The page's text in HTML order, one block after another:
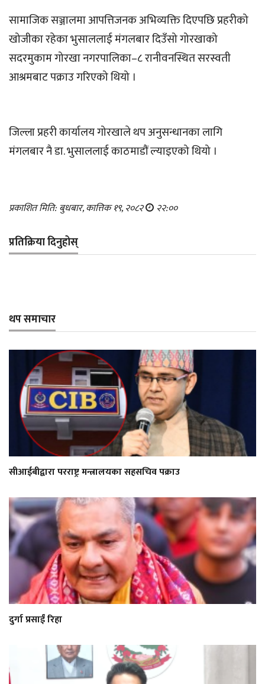
सामाजिक सञ्जालमा आपत्तिजनक अभिव्यक्ति दिएपछि प्रहरीको
खोजीका रहेका भुसाललाई मंगलबार दिउँसो गोरखाको
सदरमुकाम गोरखा नगरपालिका–८ रानीवनस्थित सरस्वती
आश्रमबाट पक्राउ गरिएको थियो ।
जिल्ला प्रहरी कार्यालय गोरखाले थप अनुसन्धानका लागि
मंगलबार नै डा. भुसाललाई काठमाडौं ल्याइएको थियो ।
प्रकाशित मिति: बुधबार, कात्तिक १९, २०८२ २२:००
प्रतिक्रिया दिनुहोस्
थप समाचार
सीआईबीद्वारा परराष्ट्र मन्त्रालयका सहसचिव पक्राउ
दुर्गा प्रसाईं रिहा